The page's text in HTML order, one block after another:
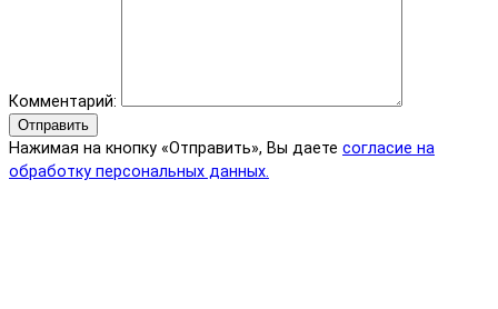
Комментарий:
Отправить
Нажимая на кнопку «Отправить», Вы даете согласие на
обработку персональных данных.